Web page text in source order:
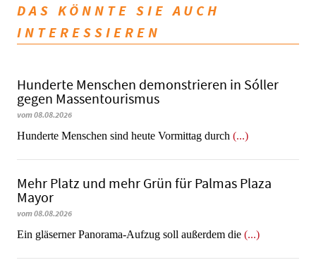
DAS KÖNNTE SIE AUCH
INTERESSIEREN
Hunderte Menschen demonstrieren in Sóller
gegen Massentourismus
vom 08.08.2026
Hunderte Menschen sind heute Vormittag durch (...)
Mehr Platz und mehr Grün für Palmas Plaza
Mayor
vom 08.08.2026
Ein gläserner Panorama-Aufzug soll außerdem die (...)